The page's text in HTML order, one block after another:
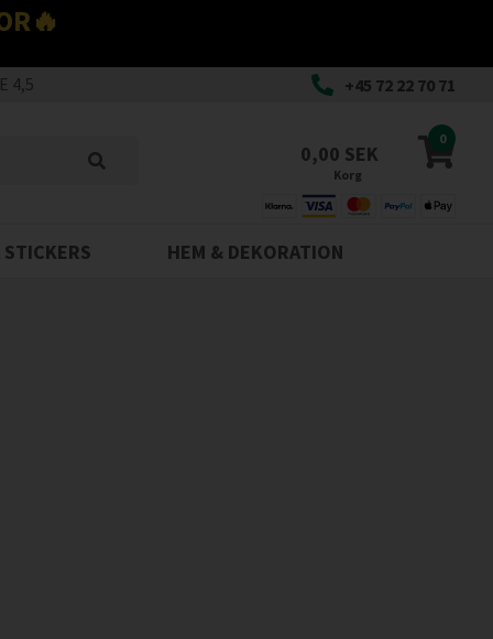
4,5 +45 72 22 70 71
0
0,00 SEK
Korg
HEM & DEKORATION